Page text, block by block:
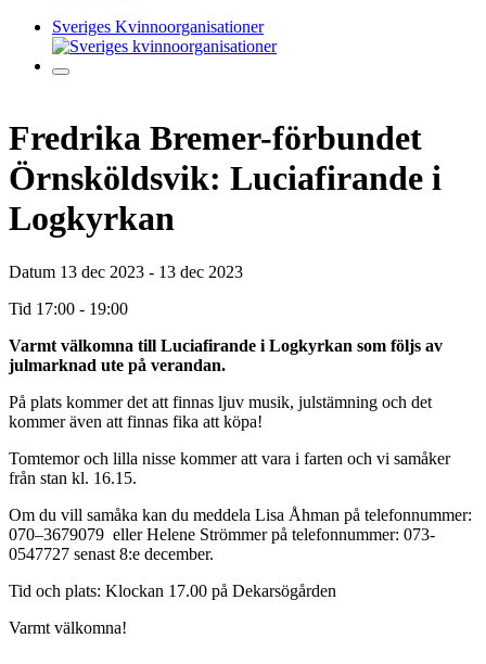
Sveriges Kvinnoorganisationer
Fredrika Bremer-förbundet
Örnsköldsvik: Luciafirande i
Logkyrkan
Datum 13 dec 2023 - 13 dec 2023
Tid 17:00 - 19:00
Varmt välkomna till Luciafirande i Logkyrkan som följs av
julmarknad ute på verandan.
På plats kommer det att finnas ljuv musik, julstämning och det
kommer även att finnas fika att köpa!
Tomtemor och lilla nisse kommer att vara i farten och vi samåker
från stan kl. 16.15.
Om du vill samåka kan du meddela Lisa Åhman på telefonnummer:
070–3679079 eller Helene Strömmer på telefonnummer: 073-
0547727 senast 8:e december.
Tid och plats: Klockan 17.00 på Dekarsögården
Varmt välkomna!